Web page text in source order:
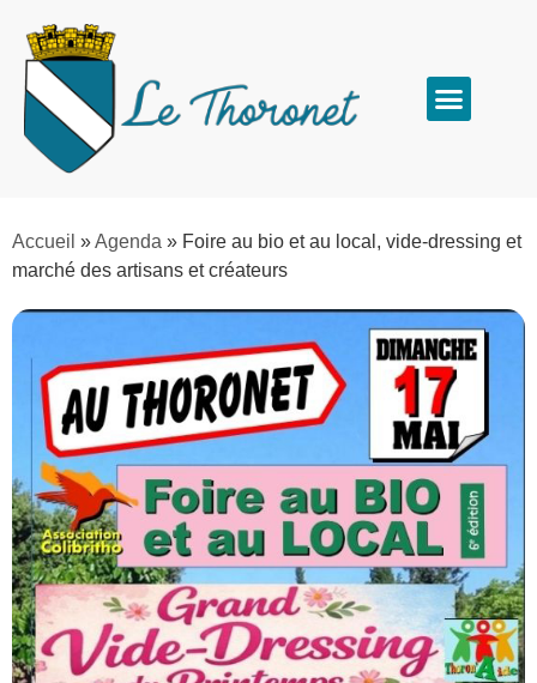
Accueil »Agenda » Foire au bio et au local, vide-dressing et
marché des artisans et créateurs